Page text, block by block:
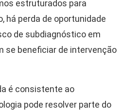
estruturados para
há perda de oportunidade
de subdiagnóstico em
se beneficiar de intervenção
é consistente ao
pode resolver parte do